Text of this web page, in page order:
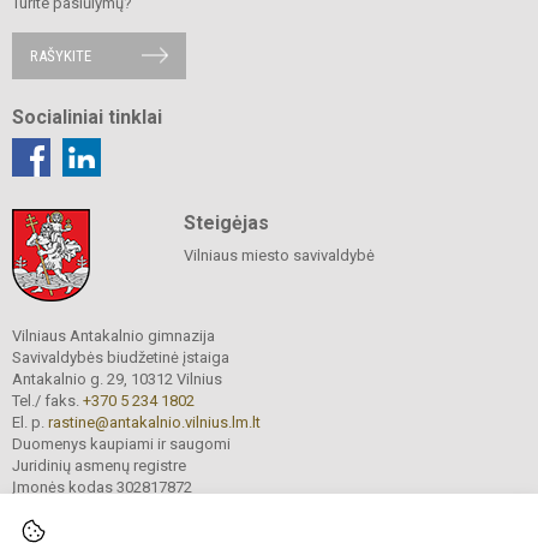
RAŠYKITE
Socialiniai tinklai
Steigėjas
Vilniaus miesto savivaldybė
Vilniaus Antakalnio gimnazija
Savivaldybės biudžetinė įstaiga
Antakalnio g. 29, 10312 Vilnius
Tel./ faks. +370 5 234 1802
El. p. rastine@antakalnio.vilnius.lm.lt
Duomenys kaupiami ir saugomi
Juridinių asmenų registre
Įmonės kodas 302817872